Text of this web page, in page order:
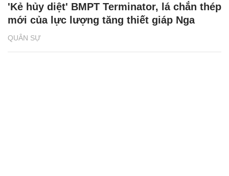
QUÂN SỰ
'Kẻ hủy diệt' BMPT Terminator, lá chắn thép
mới của lực lượng tăng thiết giáp Nga